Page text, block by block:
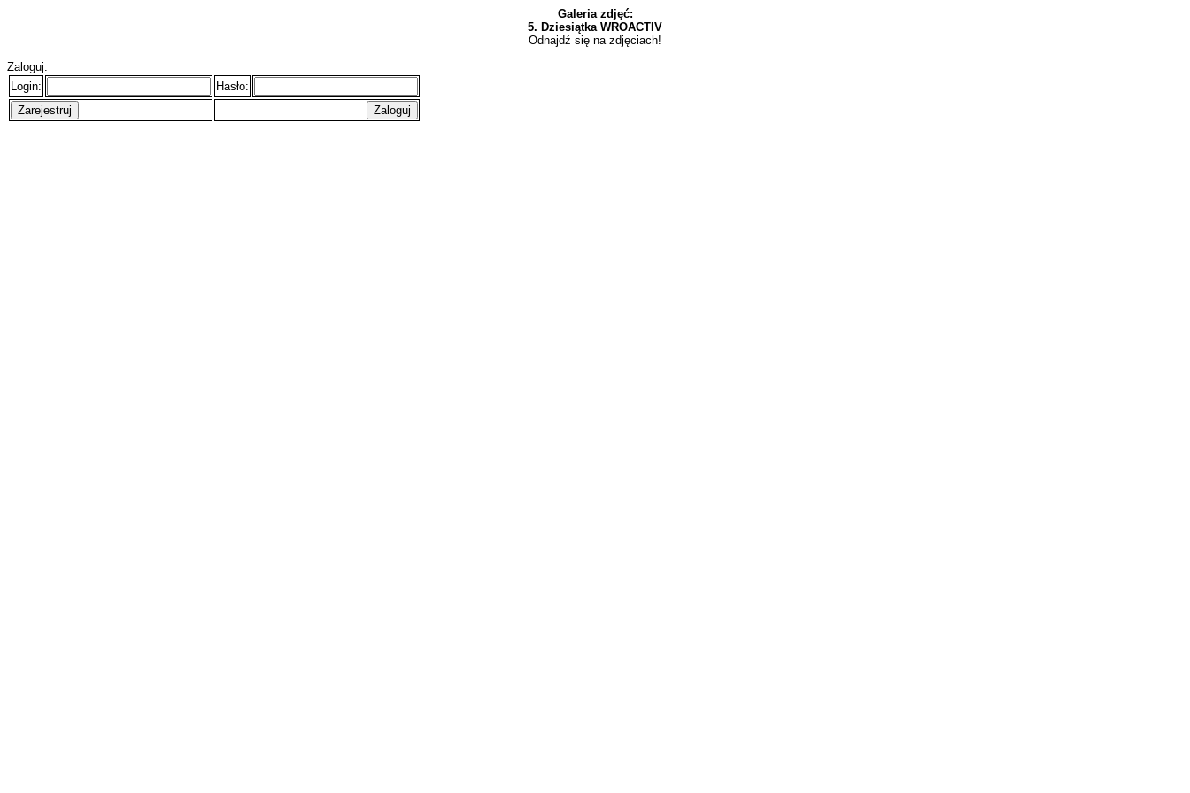
Galeria zdjęć:
5. Dziesiątka WROACTIV
Odnajdź się na zdjęciach!
Zaloguj:
Login:
Hasło: